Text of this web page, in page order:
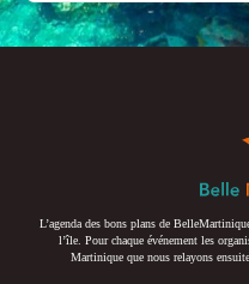
L’agenda des bons plans de
l’île. Pour chaque événement les
Martinique que nous relayons